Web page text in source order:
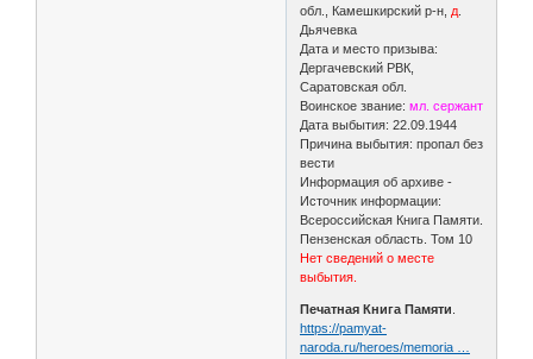
обл., Камешкирский р-н, д
Дьячевка
Дата и место призыва:
Дергачевский РВК,
Саратовская обл.
Воинское звание: мл. сержант
Дата выбытия: 22.09.1944
Причина выбытия: пропал без
вести
Информация об архиве -
Источник информации:
Всероссийская Книга Памяти.
Пензенская область. Том 10
Нет сведений о месте
выбытия.
Печатная Книга Памяти
https://pamyat-
naroda.ru/heroes/memoria …